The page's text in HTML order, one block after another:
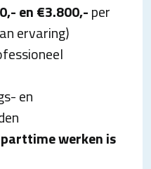
en €3.800,-per
ervaring)
en
parttime werken is